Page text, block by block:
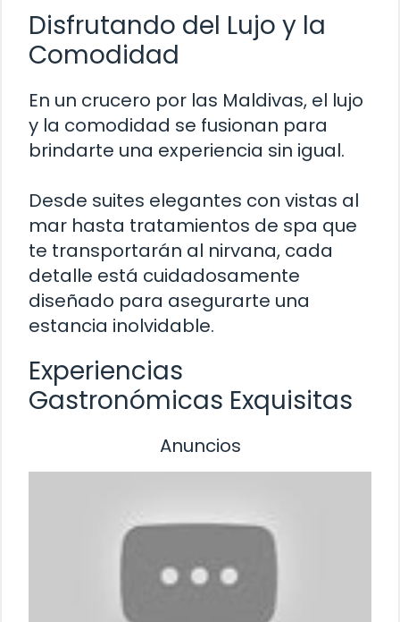
Disfrutando del Lujo y la
Comodidad
En un crucero por las Maldivas, el lujo
y la comodidad se fusionan para
brindarte una experiencia sin igual.
Desde suites elegantes con vistas al
mar hasta tratamientos de spa que
te transportarán al nirvana, cada
detalle está cuidadosamente
diseñado para asegurarte una
estancia inolvidable.
Experiencias
Gastronómicas Exquisitas
Anuncios